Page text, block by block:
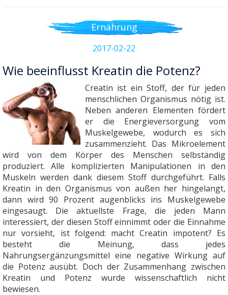
Ernährung
2017-02-22
Wie beeinflusst Kreatin die Potenz?
Creatin ist ein Stoff, der für jeden
menschlichen Organismus nötig ist.
Neben anderen Elementen fördert
er die Energieversorgung vom
Muskelgewebe, wodurch es sich
zusammenzieht. Das Mikroelement
wird von dem Körper des Menschen selbständig
produziert. Alle komplizierten Manipulationen in den
Muskeln werden dank diesem Stoff durchgeführt. Falls
Kreatin in den Organismus von außen her hingelangt,
dann wird 90 Prozent augenblicks ins Muskelgewebe
eingesaugt. Die aktuellste Frage, die jeden Mann
interessiert, der diesen Stoff einnimmt oder die Einnahme
nur vorsieht, ist folgend: macht Creatin impotent? Es
besteht die Meinung, dass jedes
Nahrungsergänzungsmittel eine negative Wirkung auf
die Potenz ausübt. Doch der Zusammenhang zwischen
Kreatin und Potenz wurde wissenschaftlich nicht
bewiesen.